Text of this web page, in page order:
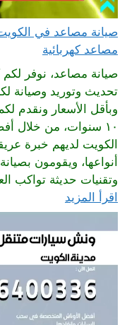
مصاعد كهربائية
صيانة مصاعد، نوفر
تحديث وتوريد وصيانة
وبأقل الأسعار ونقدم
١٠ سنوات، من خلال
الكويت لديهم خبرة
أنواعها، ويقومون
وتقنيات حديثة تواكب
اقرأ المزيد